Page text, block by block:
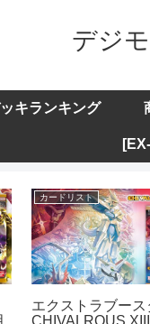
デジ
キランキング
カードリスト
エクストラブース